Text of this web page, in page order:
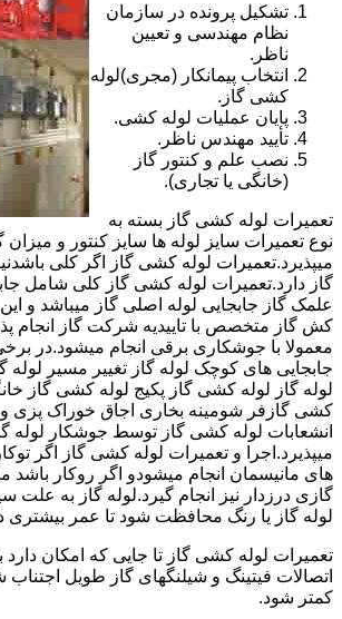
تشکیل پرونده در سازمان
نظام مهندسی و تعیین
ناظر.
انتخاب پیمانکار (مجری)لوله
کشی گاز.
پایان عملیات لوله کشی.
تأیید مهندس ناظر.
نصب علم و کنتور گاز
(خانگی یا تجاری).
تعمیرات لوله کشی گاز بسته به
نوع تعمیرات سایز لوله ها سایز کنتور و
میپذیرد.تعمیرات لوله کشی گاز اگر کلی
گاز دارد.تعمیرات لوله کشی گاز کلی شامل
علمک گاز جابجایی لوله اصلی گاز میباشد و
کش گاز متخصص با تاییدیه شرکت گاز انجام
معمولا با جوشکاری برقی انجام میشود.در
جابجایی های کوچک لوله گاز تغییر مسیر لوله
لوله گاز لوله کشی گاز پکیج لوله کشی گاز
کشی گازفر شومینه بخاری اجاق خوراک پزی و
انشعابات لوله کشی گاز توسط جوشکار لوله
میپذیرد.اجرا و تعمیرات لوله کشی گاز اگر
های مانیسمان انجام میشودو اگر روکار باشد
گازی درزدار نیز انجام گیرد.لوله گاز به علت
لوله گاز یا رنگ محافظت شود تا عمر بیشتری
تعمیرات لوله کشی گاز تا جایی که امکان دارد
اتصالات فیتینگ و شیلنگهای گاز طویل اجتناب
کمتر شود.